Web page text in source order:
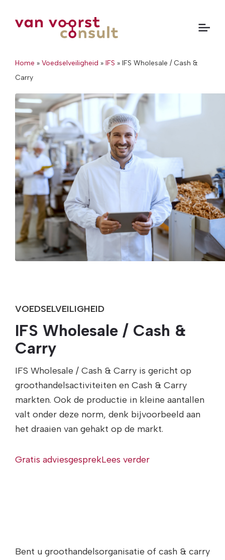
Home » Voedselveiligheid » IFS » IFS Wholesale / Cash &
Carry
VOEDSELVEILIGHEID
IFS Wholesale / Cash &
Carry
IFS Wholesale / Cash & Carry is gericht op
groothandelsactiviteiten en Cash & Carry
markten. Ook de productie in kleine aantallen
valt onder deze norm, denk bijvoorbeeld aan
het draaien van gehakt op de markt.
Gratis adviesgesprekLees verder
Bent u groothandelsorganisatie of cash & carry